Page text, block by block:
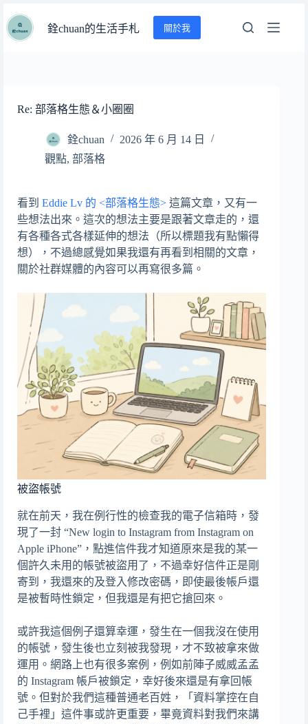
至
銓chuan的生活手札 關於我
Re: 部落格生態＆小圈圈
銓chuan
2026 年 6 月 14 日
觀點, 部落格
看到 Eddie Lv 的 <部落格生態> 這篇文章，又有一
些想法出來。這次的想法主要是跟著文章走的，還
有各種各式各樣延伸的想法（所以標題我有點懶得
想），不過總感覺如果我還有再看到相關的文章，
關於社群媒體的內容可以再寫很多篇。
被盜帳號
就在前天，我在例行性的檢查我的電子信箱時，發
現了一封 “New login to Instagram from Instagram on
Apple iPhone”，點進信件我才知道原來是我的某一
個許久未用的帳號被盜用了，不過幸好信件正是剛
寄到，我還來的及登入修改密碼，即使最後帳戶還
是被暫時性鎖定，但我還是有把它搶回來。
或許我這個例子還算幸運，發生在一個我沒在使用
的帳號，發生後也立刻被我發現，才不致被拿來做
運用。網路上也有很多案例，例如前陣子威威孟孟
的 Instagram 帳戶被鎖定，幸好後來還是有拿回帳
號。但對於我們這種普通老百姓，「資料掌控在自
己手裡」這件事或許更重要，畢竟資料對我們來講